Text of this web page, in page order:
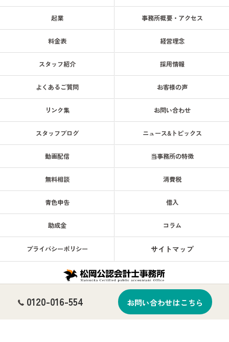
0120-016-554 お問い合わせはこちら
起業 事務所概要・アクセス
料金表 経営理念
スタッフ紹介 採用情報
よくあるご質問 お客様の声
リンク集 お問い合わせ
スタッフブログ ニュース&トピックス
動画配信 当事務所の特徴
無料相談 消費税
青色申告 借入
助成金 コラム
プライバシーポリシー サイトマップ
© 2026 天神南駅徒歩1分！ 福岡で税務は松岡公認会計士事務所へ 企業・会計・税
務・相続専門 ALL RIGHTS RESERVED.